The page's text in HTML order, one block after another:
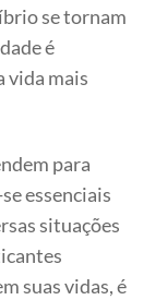
se tornam
é
vida mais
para
essenciais
situações
suas vidas, é